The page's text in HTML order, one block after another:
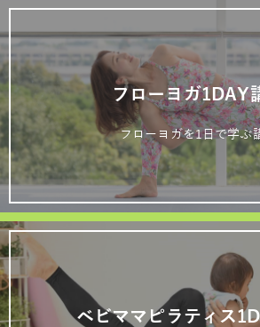
フローヨガ1DAY
フローヨガを1日で学ぶ
ベビママピラティス